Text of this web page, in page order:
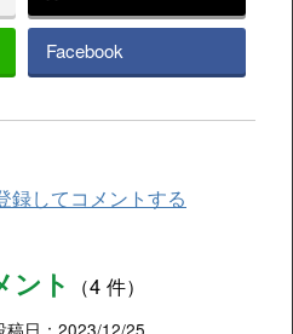
Facebook
録してコメントする
ント （4 件）
稿日：2023/12/25